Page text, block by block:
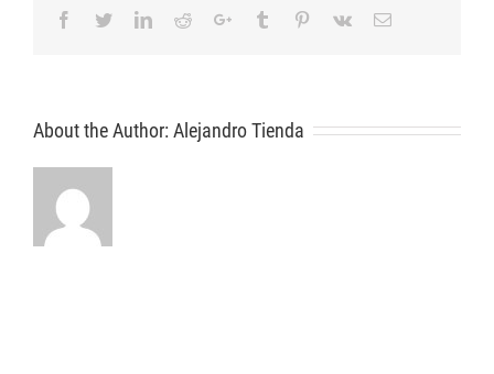
Facebook
TwitterLinkedIn
RedditGoogle+Tumblr Pinterest
Vk Email
About the Author: Alejandro Tienda